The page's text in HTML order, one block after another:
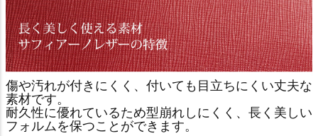
傷や汚れが付きにくく、付いても目立ちにくい丈夫な
素材です。
耐久性に優れているため型崩れしにくく、長く美しい
フォルムを保つことができます。